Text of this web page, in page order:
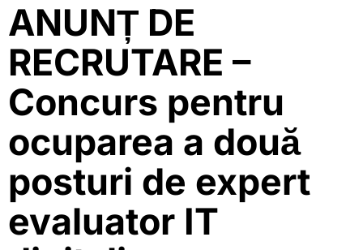
ANUNȚ DE
RECRUTARE –
Concurs pentru
ocuparea a două
posturi de expert
evaluator IT